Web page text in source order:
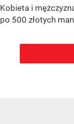
Kobieta i
po 500 złotych